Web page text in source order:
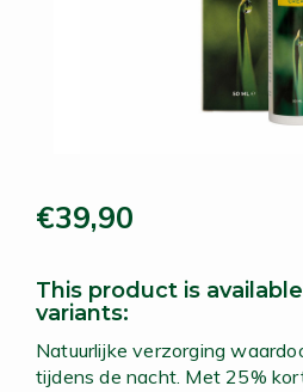
€39,90
This product is
variants:
Natuurlijke verzorging
tijdens de nacht. Met 25%